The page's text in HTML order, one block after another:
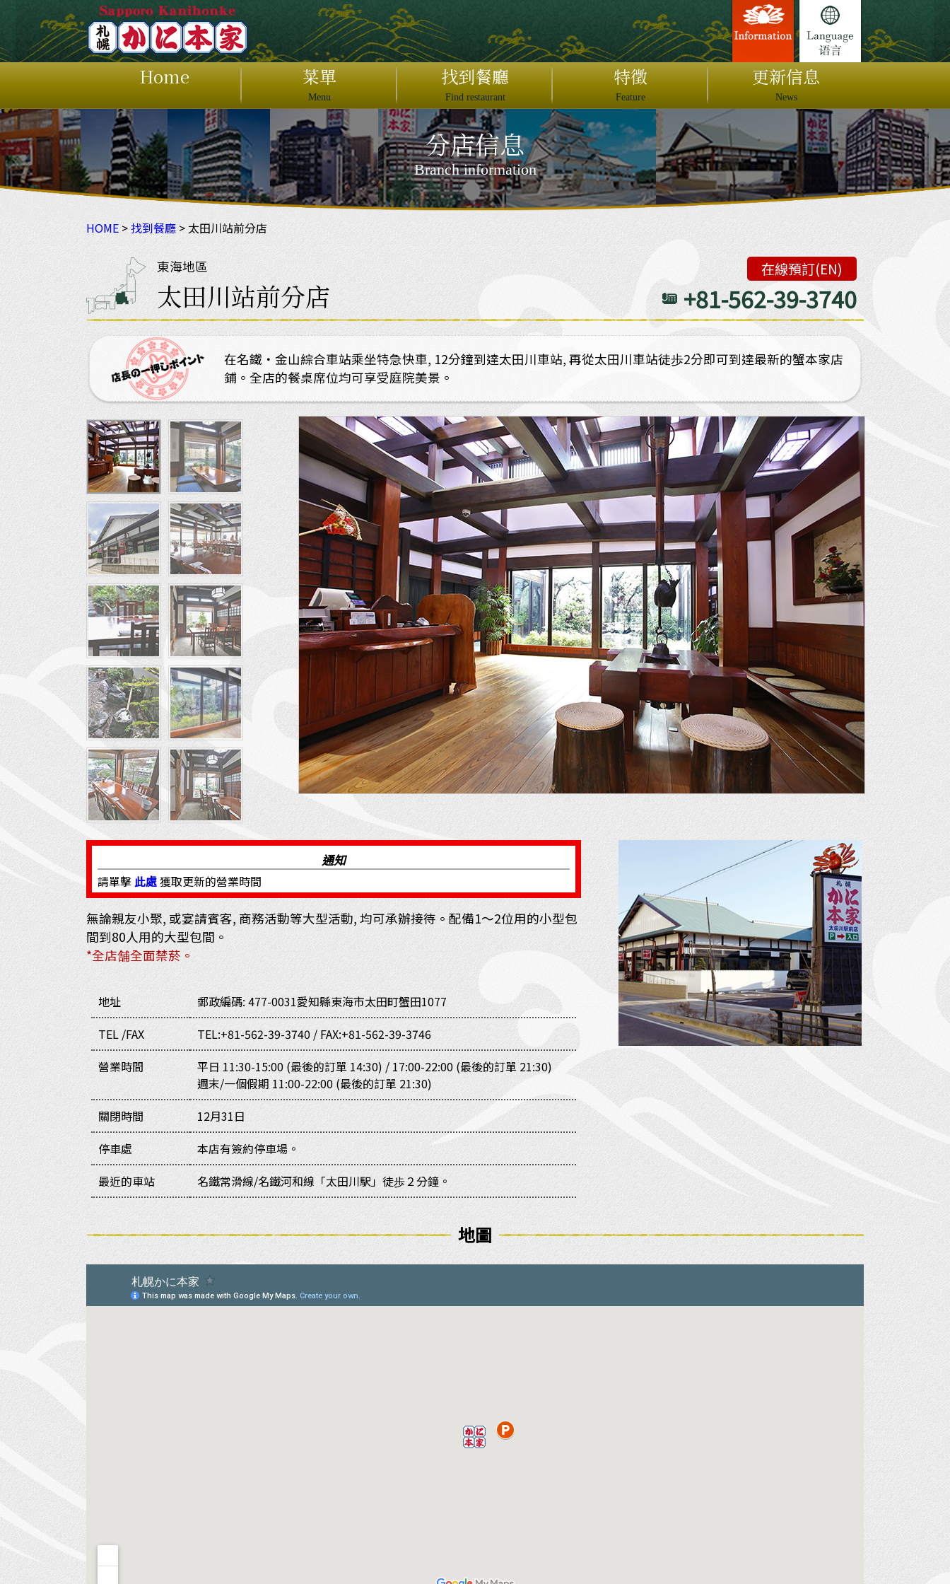
Home 菜單
Menu
找到餐廳
Find restaurant
特徵
Feature
更新信息
News
分店信息
Branch information
HOME >找到餐廳 > 太田川站前分店
東海地區
太田川站前分店
在線預訂(EN)
+81-562-39-3740
在名鐵・金山綜合車站乘坐特急快車, 12分鐘到達太田川車站, 再從太田川車站徒歩2分即可到達最新的蟹本家店
鋪。全店的餐桌席位均可享受庭院美景。
通知
請單擊此處獲取更新的營業時間
無論親友小聚, 或宴請賓客, 商務活動等大型活動, 均可承辦接待。配備1～2位用的小型包
間到80人用的大型包間。
*全店舗全面禁菸。
地址 郵政編碼: 477-0031愛知縣東海市太田町蟹田1077
TEL /FAX
TEL:+81-562-39-3740 / FAX:+81-562-39-3746
營業時間
平日 11:30-15:00 (最後的訂單 14:30) / 17:00-22:00 (最後的訂單 21:30)
週末/一個假期 11:00-22:00 (最後的訂單 21:30)
關閉時間
12月31日
停車處
本店有簽約停車場。
最近的車站
名鐵常滑線/名鐵河和線「太田川駅」徒歩２分鐘。
地圖
日本語
English
繁體中文
简体中文
×
JAPAN DOMESTIC USER ONLY
ホットペッパーオンライン予約 ぐるなびオンライン予約